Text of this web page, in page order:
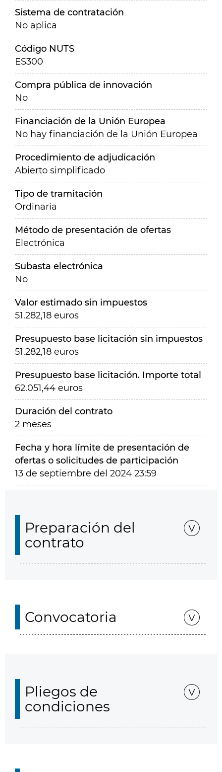
Sistema de contratación
No aplica
Código NUTS
ES300
Compra pública de innovación
No
Financiación de la Unión Europea
No hay financiación de la Unión Europea
Procedimiento de adjudicación
Abierto simplificado
Tipo de tramitación
Ordinaria
Método de presentación de ofertas
Electrónica
Subasta electrónica
No
Valor estimado sin impuestos
51.282,18 euros
Presupuesto base licitación sin impuestos
51.282,18 euros
Presupuesto base licitación. Importe total
62.051,44 euros
Duración del contrato
2 meses
Fecha y hora límite de presentación de
ofertas o solicitudes de participación
13 de septiembre del 2024 23:59
Preparación del
contrato
Convocatoria
Pliegos de
condiciones